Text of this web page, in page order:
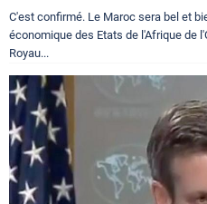
C'est confirmé. Le Maroc sera bel et
économique des Etats de l'Afrique de
Royau...